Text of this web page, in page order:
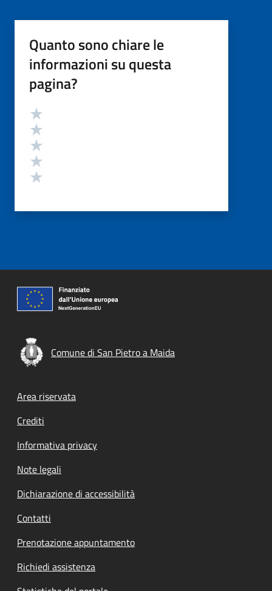
Quanto sono chiare le
informazioni su questa
pagina?
Valutazione
Comune di San Pietro a Maida
Footer menu
Area riservata
Crediti
Informativa privacy
Note legali
Dichiarazione di accessibilità
Contatti
Prenotazione appuntamento
Richiedi assistenza